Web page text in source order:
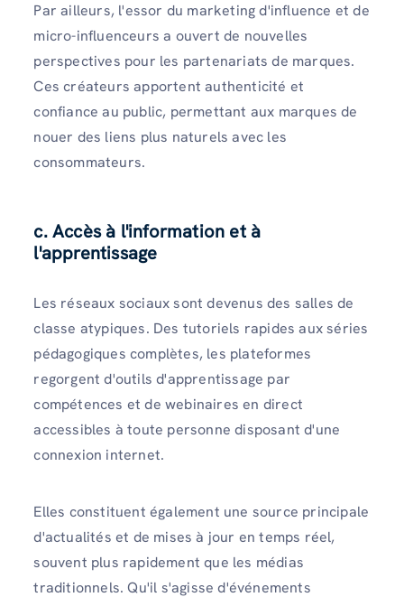
Par ailleurs, l'essor du marketing d'influence et de
micro-influenceurs a ouvert de nouvelles
perspectives pour les partenariats de marques.
Ces créateurs apportent authenticité et
confiance au public, permettant aux marques de
nouer des liens plus naturels avec les
consommateurs.
c. Accès à l'information et à
l'apprentissage
Les réseaux sociaux sont devenus des salles de
classe atypiques. Des tutoriels rapides aux séries
pédagogiques complètes, les plateformes
regorgent d'outils d'apprentissage par
compétences et de webinaires en direct
accessibles à toute personne disposant d'une
connexion internet.
Elles constituent également une source principale
d'actualités et de mises à jour en temps réel,
souvent plus rapidement que les médias
traditionnels. Qu'il s'agisse d'événements